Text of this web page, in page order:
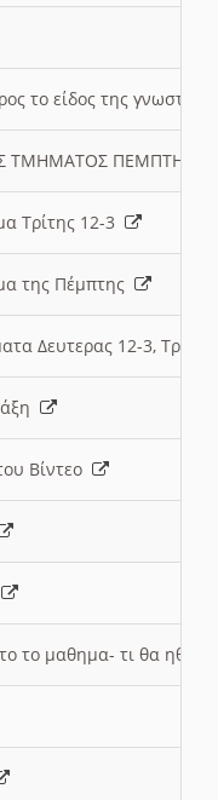
το είδος της
ΤΜΗΜΑΤΟΣ
Τρίτης 12-3
της Πέμπτης
Δευτερας 12-3,
Βίντεο
το μαθημα- τι θα